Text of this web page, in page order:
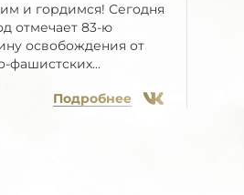
и гордимся! Сегодня
отмечает 83-ю
освобождения от
фашистских...
Подробнее